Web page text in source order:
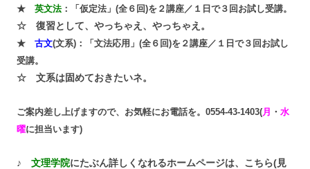
★ 英文法：「仮定法」(全６回)を２講座／１日で３回お試し受講。
☆ 復習として、やっちゃえ、やっちゃえ。
★ 古文(文系)：「文法応用」(全６回)を２講座／１日で３回お試し
受講。
☆ 文系は固めておきたいネ。
ご案内差し上げますので、お気軽にお電話を。0554-43-1403(月 ・ 水
曜に担当います)
♪ 文理学院にたぶん詳しくなれるホームページは、こちら(見